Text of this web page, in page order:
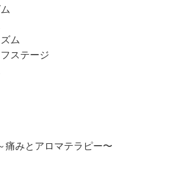
ム
ステージ
みとアロマテラピー〜